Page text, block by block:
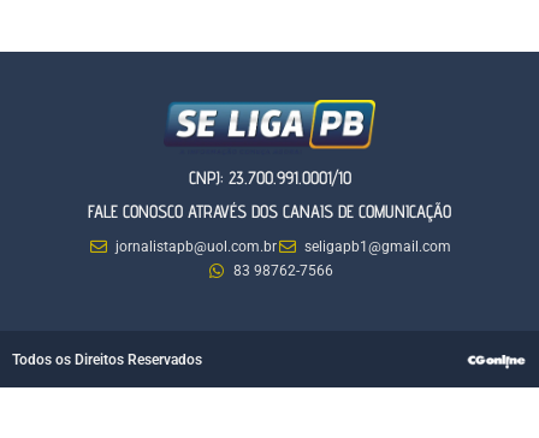
CNPJ: 23.700.991.0001/10
FALE CONOSCO ATRAVÉS DOS CANAIS DE COMUNICAÇÃO
jornalistapb@uol.com.br
seligapb1@gmail.com
83 98762-7566
Todos os Direitos Reservados